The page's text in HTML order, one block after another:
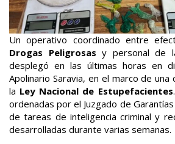
Un operativo coordinado entre
Drogas Peligrosas y personal de
desplegó en las últimas horas en
Apolinario Saravia, en el marco de una
la Ley Nacional de Estupefacientes
ordenadas por el Juzgado de
de tareas de inteligencia criminal y
desarrolladas durante varias semanas.